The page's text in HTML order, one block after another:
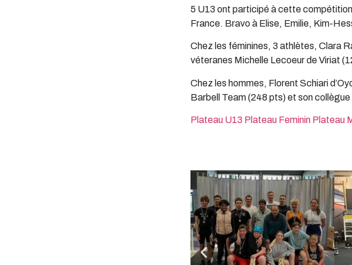
5 U13 ont participé à cette compétition,
France. Bravo à Elise, Emilie, Kim-
Chez les féminines, 3 athlètes, Clara
véteranes Michelle Lecoeur de Viriat
Chez les hommes, Florent Schiari
Barbell Team (248 pts) et son
Plateau U13 Plateau Feminin Plateau